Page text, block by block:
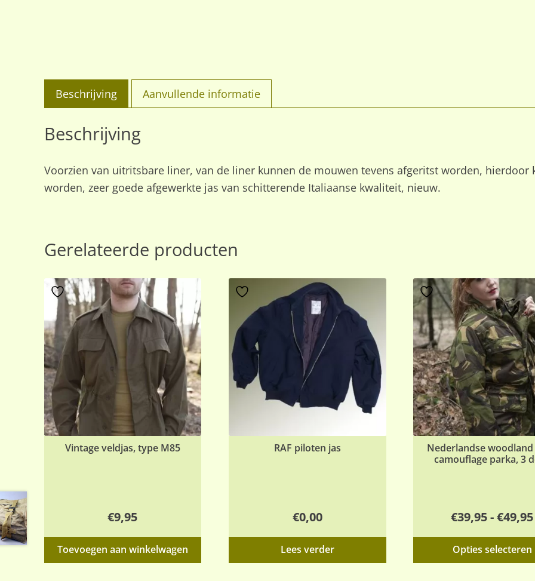
Beschrijving Aanvullende informatie
Beschrijving
Voorzien van uitritsbare liner, van de liner kunnen de mouwen tevens afgeritst worden,
worden, zeer goede afgewerkte jas van schitterende Italiaanse kwaliteit, nieuw.
Gerelateerde producten
Vintage veldjas, type M85
€9,95
Toevoegen aan winkelwagen
RAF piloten jas
€0,00
Lees verder
Nederlandse woodland
camouflage parka, 3
€39,95-€49,95
Opties selecteren